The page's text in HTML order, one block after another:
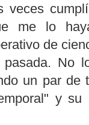
veces
me lo
de
No
un par de
y su